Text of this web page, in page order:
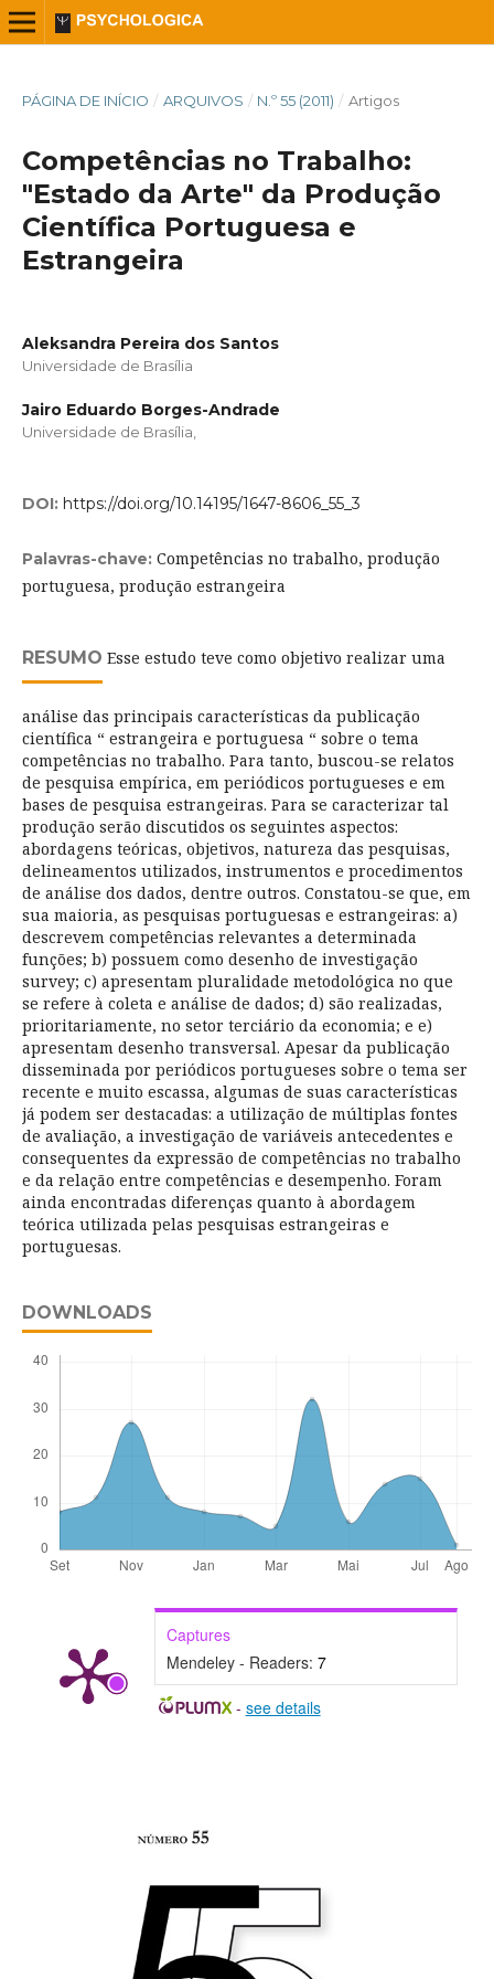
PÁGINA DE INÍCIO / ARQUIVOS / N.º 55 (2011) / Artigos
Competências no Trabalho:
"Estado da Arte" da Produção
Científica Portuguesa e
Estrangeira
Aleksandra Pereira dos Santos
Universidade de Brasília
Jairo Eduardo Borges-Andrade
Universidade de Brasília,
DOI: https://doi.org/10.14195/1647-8606_55_3
Palavras-chave: Competências no trabalho, produção
portuguesa, produção estrangeira
RESUMO Esse estudo teve como objetivo realizar uma
análise das principais características da publicação
científica “ estrangeira e portuguesa “ sobre o tema
competências no trabalho. Para tanto, buscou-se relatos
de pesquisa empírica, em periódicos portugueses e em
bases de pesquisa estrangeiras. Para se caracterizar tal
produção serão discutidos os seguintes aspectos:
abordagens teóricas, objetivos, natureza das pesquisas,
delineamentos utilizados, instrumentos e procedimentos
de análise dos dados, dentre outros. Constatou-se que, em
sua maioria, as pesquisas portuguesas e estrangeiras: a)
descrevem competências relevantes a determinada
funções; b) possuem como desenho de investigação
survey; c) apresentam pluralidade metodológica no que
se refere à coleta e análise de dados; d) são realizadas,
prioritariamente, no setor terciário da economia; e e)
apresentam desenho transversal. Apesar da publicação
disseminada por periódicos portugueses sobre o tema ser
recente e muito escassa, algumas de suas características
já podem ser destacadas: a utilização de múltiplas fontes
de avaliação, a investigação de variáveis antecedentes e
consequentes da expressão de competências no trabalho
e da relação entre competências e desempenho. Foram
ainda encontradas diferenças quanto à abordagem
teórica utilizada pelas pesquisas estrangeiras e
portuguesas.
DOWNLOADS
Captures
Mendeley - Readers: 7
- see details